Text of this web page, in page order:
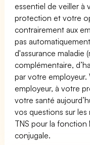
essentiel de veiller
protection et votre
contrairement aux
pas
d'assurance maladie
complémentaire,
par votre
employeur, à votre
votre santé
vos questions sur les
TNS pour la fonction
conjugale.